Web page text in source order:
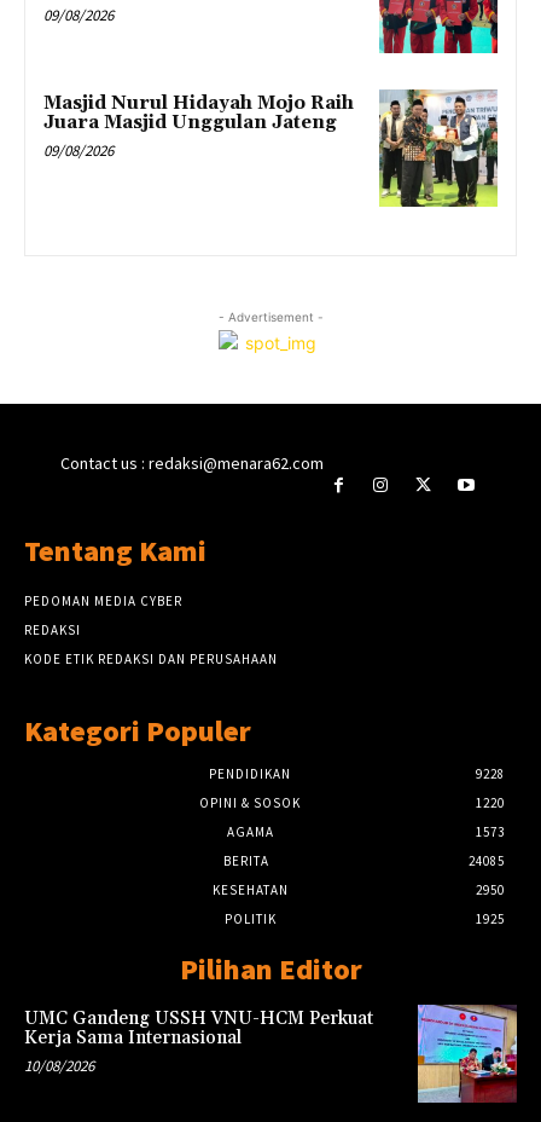
09/08/2026
Masjid Nurul Hidayah Mojo Raih
Juara Masjid Unggulan Jateng
09/08/2026
- Advertisement -
Contact us : redaksi@menara62.com
Tentang Kami
PEDOMAN MEDIA CYBER
REDAKSI
KODE ETIK REDAKSI DAN PERUSAHAAN
Kategori Populer
PENDIDIKAN
9228
OPINI & SOSOK
1220
AGAMA
1573
BERITA
24085
KESEHATAN
2950
POLITIK
1925
Pilihan Editor
UMC Gandeng USSH VNU-HCM Perkuat
Kerja Sama Internasional
10/08/2026